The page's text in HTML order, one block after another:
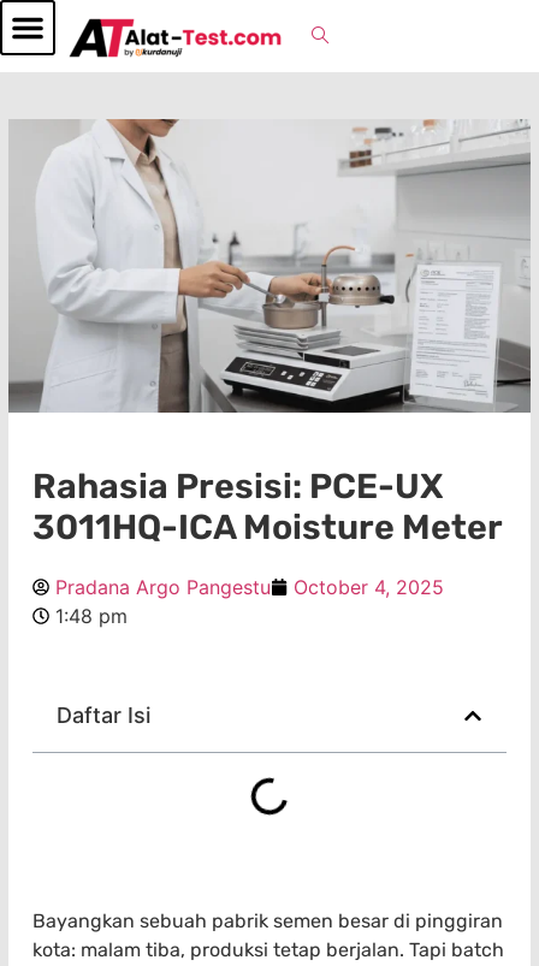
Rahasia Presisi: PCE-UX
3011HQ-ICA Moisture Meter
Pradana Argo Pangestu
October 4, 2025
1:48 pm
Daftar Isi
Bayangkan sebuah pabrik semen besar di pinggiran
kota: malam tiba, produksi tetap berjalan. Tapi batch